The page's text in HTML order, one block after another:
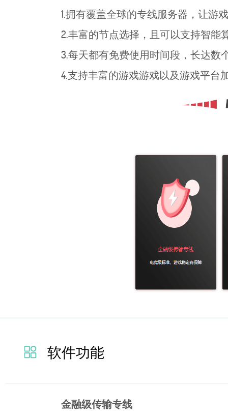
1.拥有覆盖全球的专线服务器，让游
2.丰富的节点选择，且可以支持智能
3.每天都有免费使用时间段，长达数
4.支持丰富的游戏游戏以及游戏平台
软件功能
金融级传输专线